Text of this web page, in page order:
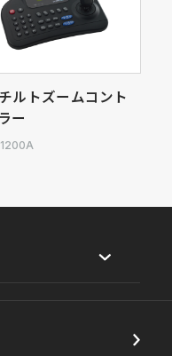
ルトズームコント
ー